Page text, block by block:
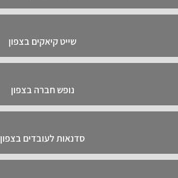
שייט קיאקים בצפון
נופש חברה בצפון
סדנאות לעובדים בצפון